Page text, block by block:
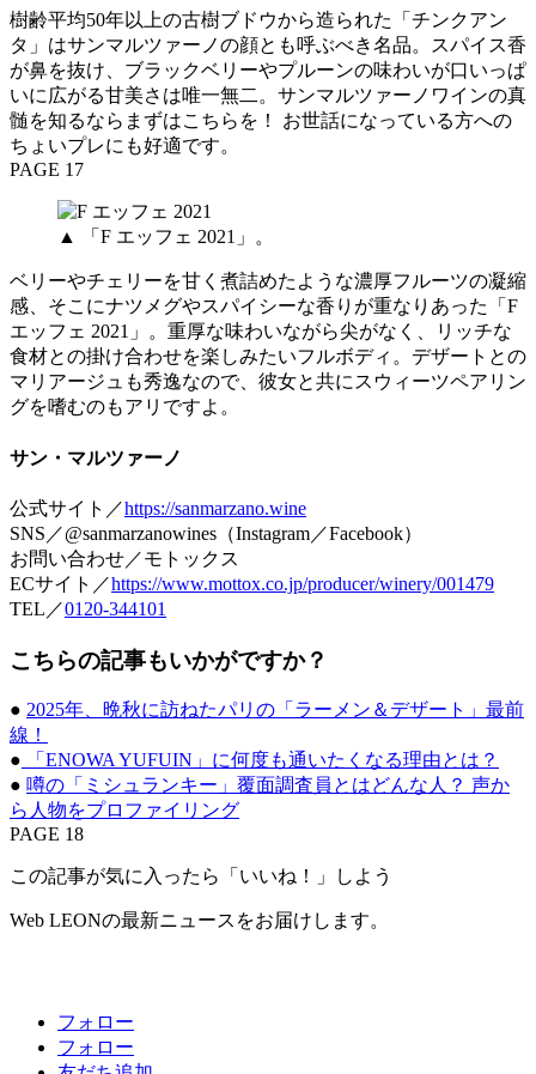
樹齢平均50年以上の古樹ブドウから造られた「チンクアン
タ」はサンマルツァーノの顔とも呼ぶべき名品。スパイス香
が鼻を抜け、ブラックベリーやプルーンの味わいが口いっぱ
いに広がる甘美さは唯一無二。サンマルツァーノワインの真
髄を知るならまずはこちらを！ お世話になっている方への
ちょいプレにも好適です。
PAGE 17
▲ 「F エッフェ 2021」。
ベリーやチェリーを甘く煮詰めたような濃厚フルーツの凝縮
感、そこにナツメグやスパイシーな香りが重なりあった「F
エッフェ 2021」。重厚な味わいながら尖がなく、リッチな
食材との掛け合わせを楽しみたいフルボディ。デザートとの
マリアージュも秀逸なので、彼女と共にスウィーツペアリン
グを嗜むのもアリですよ。
サン・マルツァーノ
公式サイト／https://sanmarzano.wine
SNS／@sanmarzanowines（Instagram／Facebook）
お問い合わせ／モトックス
ECサイト／https://www.mottox.co.jp/producer/winery/001479
TEL／0120-344101
こちらの記事もいかがですか？
● 2025年、晩秋に訪ねたパリの「ラーメン＆デザート」最前
線！
● 「ENOWA YUFUIN」に何度も通いたくなる理由とは？
● 噂の「ミシュランキー」覆面調査員とはどんな人？ 声か
ら人物をプロファイリング
PAGE 18
この記事が気に入ったら「いいね！」しよう
Web LEONの最新ニュースをお届けします。
フォロー
フォロー